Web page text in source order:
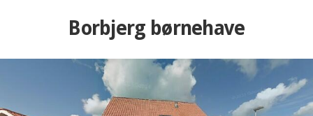
Borbjerg børnehave